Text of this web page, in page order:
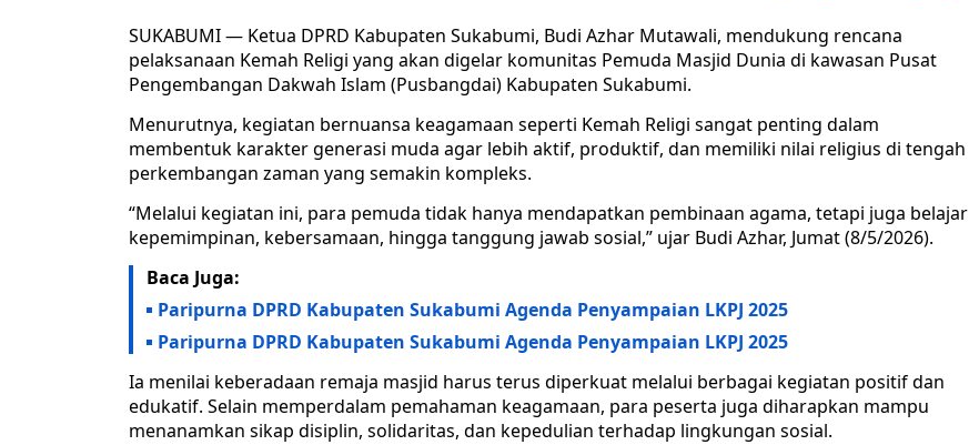
SUKABUMI — Ketua DPRD Kabupaten Sukabumi, Budi Azhar Mutawali, mendukung rencana
pelaksanaan Kemah Religi yang akan digelar komunitas Pemuda Masjid Dunia di kawasan Pusat
Pengembangan Dakwah Islam (Pusbangdai) Kabupaten Sukabumi.
Menurutnya, kegiatan bernuansa keagamaan seperti Kemah Religi sangat penting dalam
membentuk karakter generasi muda agar lebih aktif, produktif, dan memiliki nilai religius di tengah
perkembangan zaman yang semakin kompleks.
“Melalui kegiatan ini, para pemuda tidak hanya mendapatkan pembinaan agama, tetapi juga belajar
kepemimpinan, kebersamaan, hingga tanggung jawab sosial,” ujar Budi Azhar, Jumat (8/5/2026).
Baca Juga:
Paripurna DPRD Kabupaten Sukabumi Agenda Penyampaian LKPJ 2025
Paripurna DPRD Kabupaten Sukabumi Agenda Penyampaian LKPJ 2025
Ia menilai keberadaan remaja masjid harus terus diperkuat melalui berbagai kegiatan positif dan
edukatif. Selain memperdalam pemahaman keagamaan, para peserta juga diharapkan mampu
menanamkan sikap disiplin, solidaritas, dan kepedulian terhadap lingkungan sosial.